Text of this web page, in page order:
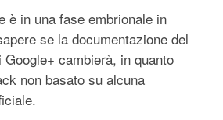
è in una fase embrionale in
se la documentazione del
cambierà, in quanto
non basato su alcuna